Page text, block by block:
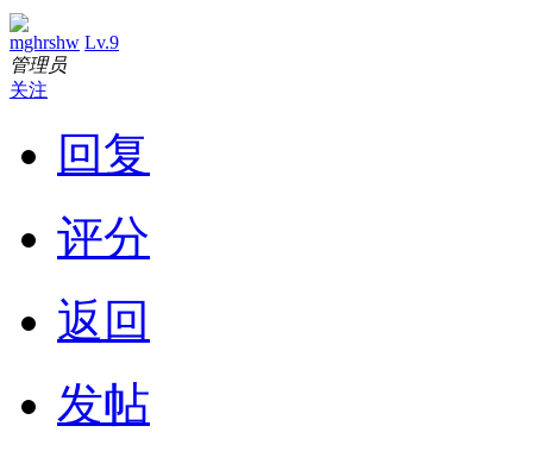
mghrshw Lv.9
管理员
关注
回复
评分
返回
发帖